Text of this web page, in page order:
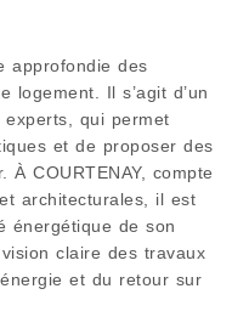
approfondie des
logement. Il s’agit d’un
qui permet
et de proposer des
COURTENAY, compte
architecturales, il est
énergétique de son
claire des travaux
et du retour sur